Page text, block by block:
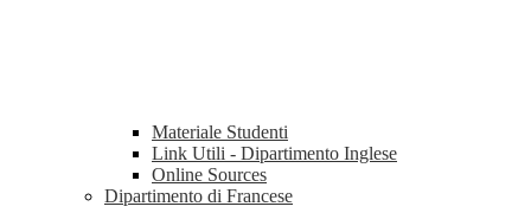
Materiale Studenti
Link Utili - Dipartimento Inglese
Online Sources
Dipartimento di Francese